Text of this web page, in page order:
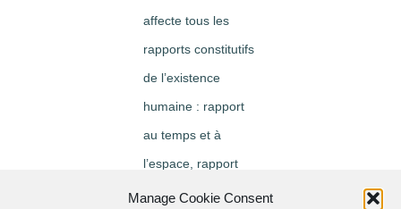
Manage Cookie Consent
affecte tous les
rapports constitutifs
de l’existence
humaine : rapport
au temps et à
l’espace, rapport
aux autres et aux